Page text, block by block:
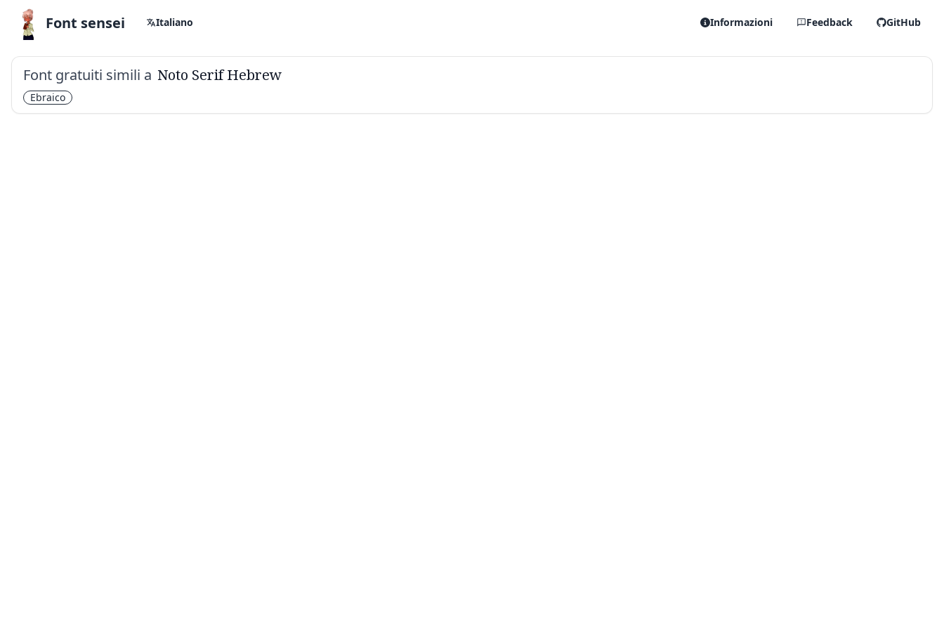
Font sensei Italiano Informazioni Feedback GitHub
Font gratuiti simili a Noto Serif Hebrew
Ebraico